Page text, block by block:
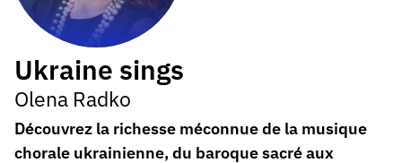
Ukraine sings
Olena Radko
Découvrez la richesse méconnue de la musique
chorale ukrainienne, du baroque sacré aux